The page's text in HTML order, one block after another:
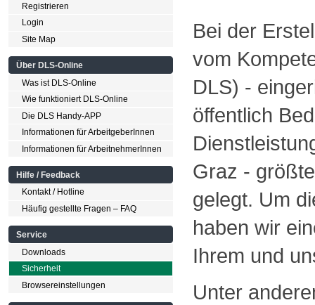
Registrieren
Login
Site Map
Über DLS-Online
Was ist DLS-Online
Wie funktioniert DLS-Online
Die DLS Handy-APP
Informationen für ArbeitgeberInnen
Informationen für ArbeitnehmerInnen
Hilfe / Feedback
Kontakt / Hotline
Häufig gestellte Fragen – FAQ
Service
Downloads
Sicherheit
Browsereinstellungen
Bei der
vom
DLS) -
öffentlich
Graz -
gelegt. Um
haben wir
Ihrem und
Unter